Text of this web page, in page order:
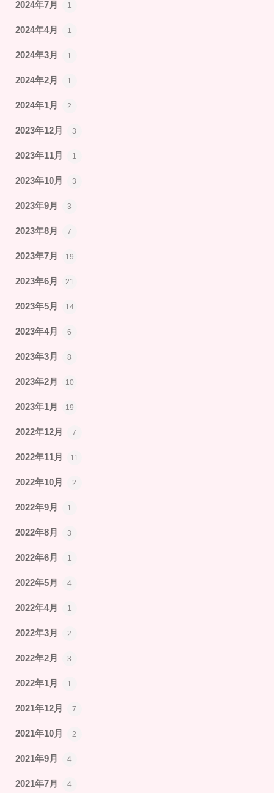
2024年7月 1
2024年4月 1
2024年3月 1
2024年2月 1
2024年1月 2
2023年12月 3
2023年11月 1
2023年10月 3
2023年9月 3
2023年8月 7
2023年7月 19
2023年6月 21
2023年5月 14
2023年4月 6
2023年3月 8
2023年2月 10
2023年1月 19
2022年12月 7
2022年11月 11
2022年10月 2
2022年9月 1
2022年8月 3
2022年6月 1
2022年5月 4
2022年4月 1
2022年3月 2
2022年2月 3
2022年1月 1
2021年12月 7
2021年10月 2
2021年9月 4
2021年7月 4